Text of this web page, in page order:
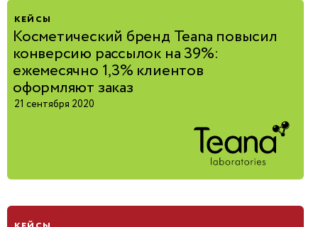
кейсы
Косметический бренд Teana повысил
конверсию рассылок на 39%:
ежемесячно 1,3% клиентов
оформляют заказ
21 сентября 2020
персональных